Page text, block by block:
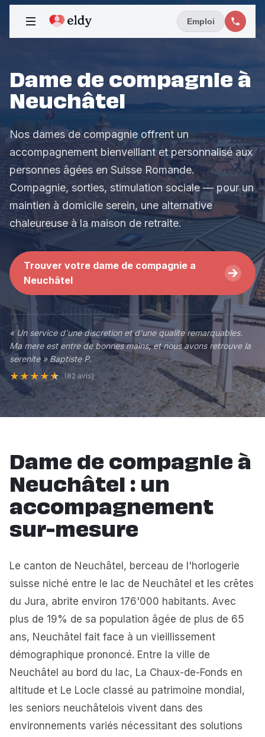
Emploi
Dame de compagnie à
Neuchâtel
Nos dames de compagnie offrent un
accompagnement bienveillant et personnalisé aux
personnes âgées en Suisse Romande.
Compagnie, sorties, stimulation sociale — pour un
maintien à domicile serein, une alternative
chaleureuse à la maison de retraite.
Trouver votre dame de compagnie a
Neuchâtel
« Un service d'une discretion et d'une qualite remarquables.
Ma mere est entre de bonnes mains, et nous avons retrouve la
serenite » Baptiste P.
★ ★ ★ ★★ (82 avis)
Dame de compagnie à
Neuchâtel : un
accompagnement
sur-mesure
Le canton de Neuchâtel, berceau de l'horlogerie
suisse niché entre le lac de Neuchâtel et les crêtes
du Jura, abrite environ 176'000 habitants. Avec
plus de 19% de sa population âgée de plus de 65
ans, Neuchâtel fait face à un vieillissement
démographique prononcé. Entre la ville de
Neuchâtel au bord du lac, La Chaux-de-Fonds en
altitude et Le Locle classé au patrimoine mondial,
les seniors neuchâtelois vivent dans des
environnements variés nécessitant des solutions